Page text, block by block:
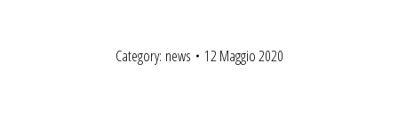
Category: news 12 Maggio 2020